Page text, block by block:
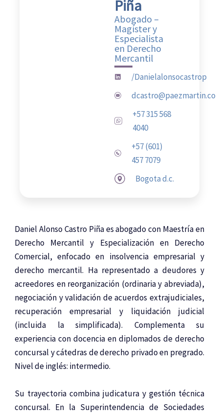
Piña
Abogado –
Magíster y
Especialista
en Derecho
Mercantil
/Danielalonsocastrop
dcastro@paezmartin.co
+57 315 568
4040
️+57 (601)
457 7079
Bogota d.c.
Daniel Alonso Castro Piña es abogado con Maestría en
Derecho Mercantil y Especialización en Derecho
Comercial, enfocado en insolvencia empresarial y
derecho mercantil. Ha representado a deudores y
acreedores en reorganización (ordinaria y abreviada),
negociación y validación de acuerdos extrajudiciales,
recuperación empresarial y liquidación judicial
(incluida la simplificada). Complementa su
experiencia con docencia en diplomados de derecho
concursal y cátedras de derecho privado en pregrado.
Nivel de inglés: intermedio.
Su trayectoria combina judicatura y gestión técnica
concursal. En la Superintendencia de Sociedades